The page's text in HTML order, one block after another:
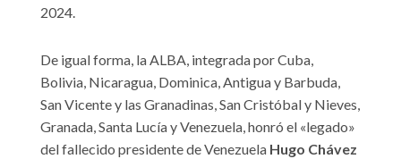
2024.
De igual forma, la ALBA, integrada por Cuba,
Bolivia, Nicaragua, Dominica, Antigua y Barbuda,
San Vicente y las Granadinas, San Cristóbal y Nieves,
Granada, Santa Lucía y Venezuela, honró el «legado»
del fallecido presidente de Venezuela Hugo Chávez